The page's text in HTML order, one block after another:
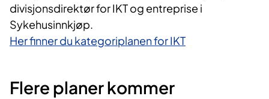
divisjonsdirektør for IKT og entreprise i
Sykehusinnkjøp.
Her finner du kategoriplanen for IKT
Flere planer kommer